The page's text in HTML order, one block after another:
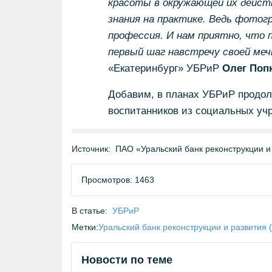
красоты в окружающей их
знания на практике. Ведь
профессия. И нам приятно, что
первый шаг навстречу своей
«Екатеринбург» УБРиР Олег
Добавим, в планах УБРиР
воспитанников из социальных
Источник: ПАО «Уральский банк
Просмотров: 1463
В статье: УБРиР
Метки:Уральский банк реконструкции и
Новости по теме